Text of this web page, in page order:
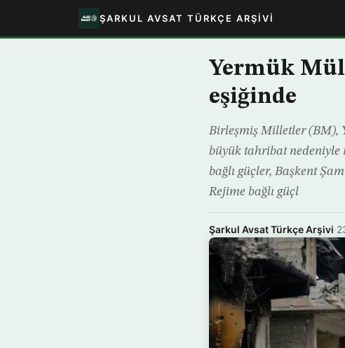
ŞARKUL AVSAT TÜRKÇE ARŞIVI
Yermük
eşiğinde
Birleşmiş Milletler (BM),
büyük tahribat nedeniyle
bağlı güçler, Başkent
Rejime bağlı güçl
Şarkul Avsat Türkçe Arşivi·